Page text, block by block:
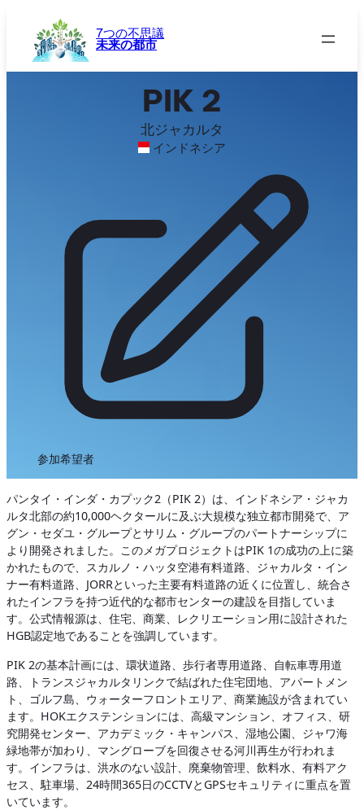
7つの不思議
未来の都市
PIK 2
北ジャカルタ
インドネシア
参加希望者
パンタイ・インダ・カプック2（PIK 2）は、インドネシア・ジャカ
ルタ北部の約10,000ヘクタールに及ぶ大規模な独立都市開発で、ア
グン・セダユ・グループとサリム・グループのパートナーシップに
より開発されました。このメガプロジェクトはPIK 1の成功の上に築
かれたもので、スカルノ・ハッタ空港有料道路、ジャカルタ・イン
ナー有料道路、JORRといった主要有料道路の近くに位置し、統合さ
れたインフラを持つ近代的な都市センターの建設を目指していま
す。公式情報源は、住宅、商業、レクリエーション用に設計された
HGB認定地であることを強調しています。
PIK 2の基本計画には、環状道路、歩行者専用道路、自転車専用道
路、トランスジャカルタリンクで結ばれた住宅団地、アパートメン
ト、ゴルフ島、ウォーターフロントエリア、商業施設が含まれてい
ます。HOKエクステンションには、高級マンション、オフィス、研
究開発センター、アカデミック・キャンパス、湿地公園、ジャワ海
緑地帯が加わり、マングローブを回復させる河川再生が行われま
す。インフラは、洪水のない設計、廃棄物管理、飲料水、有料アク
セス、駐車場、24時間365日のCCTVとGPSセキュリティに重点を置
いています。